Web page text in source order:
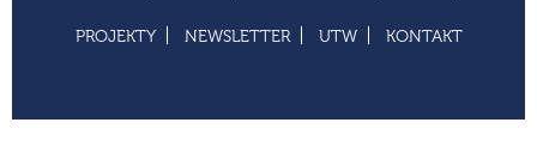
PROJEKTY NEWSLETTER UTW KONTAKT